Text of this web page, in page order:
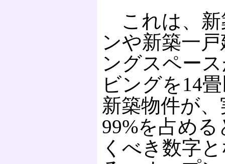
これは、新
ンや新築一
ングスペー
ビングを14
新築物件が
99%を占め
くべき数字